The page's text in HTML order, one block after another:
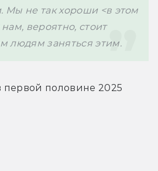
Мы не так хороши <в этом
вероятно, стоит
людям заняться этим.
первой половине 2025